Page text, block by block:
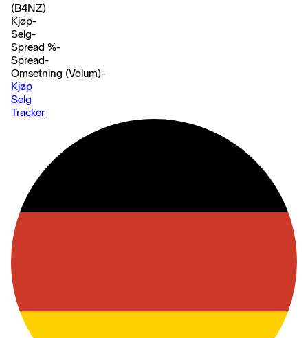
(B4NZ)
Kjøp-
Selg-
Spread %-
Spread-
Omsetning (Volum)-
Kjøp
Selg
Tracker